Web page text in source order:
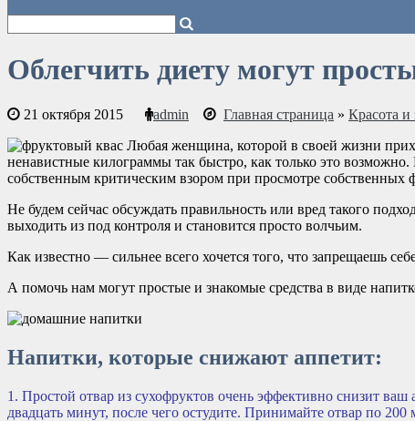
Облегчить диету могут
21 октября 2015 admin Главная страница » Красота и
Любая женщина, которой в своей жизни
ненавистные килограммы так быстро, как только это
собственным критическим взором при просмотре собственных
Не будем сейчас обсуждать правильность или вред такого
выходить из под контроля и становится просто волчьим.
Как известно — сильнее всего хочется того, что запрещаешь
А помочь нам могут простые и знакомые средства в виде
Напитки, которые снижают аппетит:
1. Простой отвар из сухофруктов очень эффективно снизит
двадцать минут, после чего остудите. Принимайте отвар по 200